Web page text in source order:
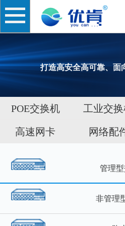
打造高安全高可靠、面
POE交换机 工业交
高速网卡 网络配
管理
非管理